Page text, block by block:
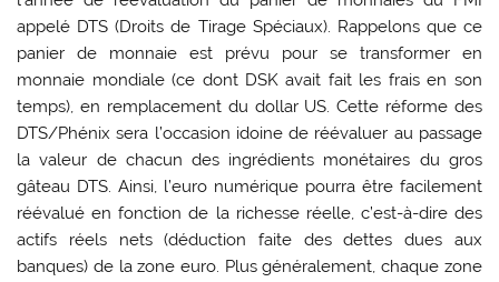
appelé DTS (Droits de Tirage Spéciaux). Rappelons que ce
panier de monnaie est prévu pour se transformer en
monnaie mondiale (ce dont DSK avait fait les frais en son
temps), en remplacement du dollar US. Cette réforme des
DTS/Phénix sera l’occasion idoine de réévaluer au passage
la valeur de chacun des ingrédients monétaires du gros
gâteau DTS. Ainsi, l’euro numérique pourra être facilement
réévalué en fonction de la richesse réelle, c’est-à-dire des
actifs réels nets (déduction faite des dettes dues aux
banques) de la zone euro. Plus généralement, chaque zone